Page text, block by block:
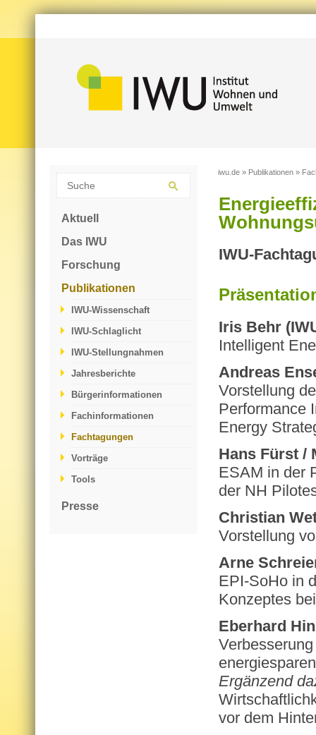
Aktuell
Das IWU
Forschung
Publikationen
IWU-Wissenschaft
IWU-Schlaglicht
IWU-Stellungnahmen
Jahresberichte
Bürgerinformationen
Fachinformationen
Fachtagungen
Vorträge
Tools
Presse
iwu.de » Publikationen »
IWU-
Iris Behr
Intelligent
Andreas
Vorstellung
Performance
Energy
Hans Fürst /
ESAM in der
der NH
Christian
Vorstellung
Arne
EPI-SoHo in
Konzeptes
Eberhard
Ergänzend
vor dem